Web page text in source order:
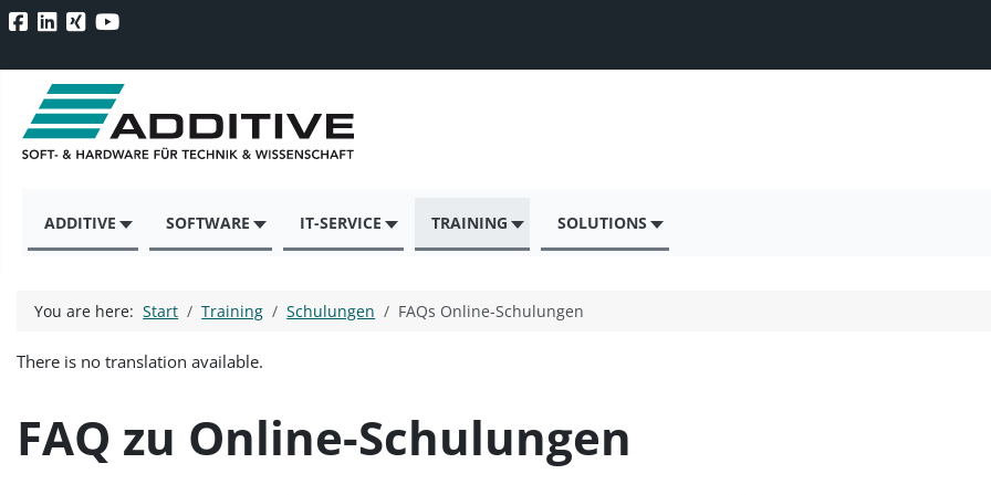
ADDITIVE SOFTWARE IT-SERVICE TRAINING SOLUTIONS
You are here:Start Training Schulungen FAQs Online-Schulungen
There is no translation available.
FAQ zu Online-Schulungen